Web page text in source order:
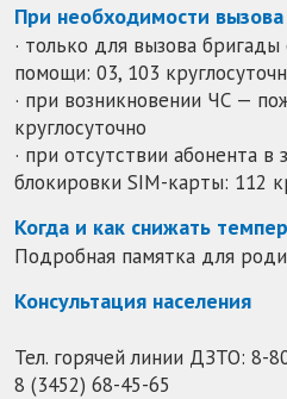
При необходимости
· только для вызова
помощи: 03, 103
· при возникновении ЧС —
круглосуточно
· при отсутствии абонента в
блокировки SIM-карты: 112
Когда и как снижать
Подробная памятка для
Консультация населения
Тел. горячей линии ДЗТО: 8-
8 (3452) 68-45-65